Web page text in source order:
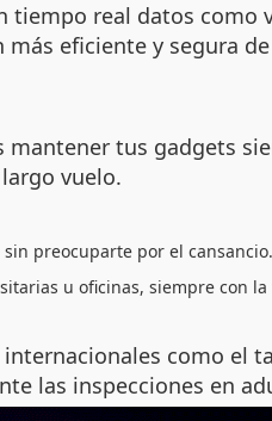
real datos como
eficiente y segura
tus gadgets
vuelo.
preocuparte por el cansancio.
u oficinas, siempre con
como el
las inspecciones en